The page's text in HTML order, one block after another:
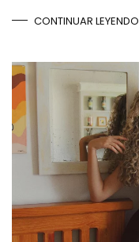
CONTINUAR LEYENDO